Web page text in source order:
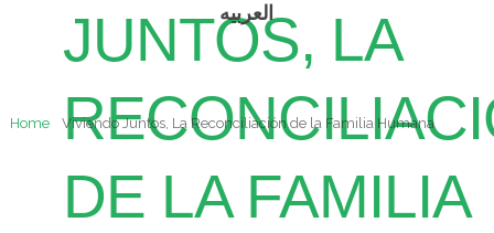
العربيه
JUNTOS, LA
DE LA FAMILIA
Home Viviendo Juntos, La Reconciliación de la Familia Humana